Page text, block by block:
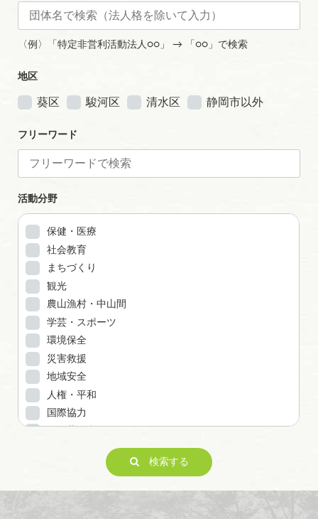
〈例〉「特定非営利活動法人○○」 → 「○○」で検索
地区
葵区 駿河区 清水区 静岡市以外
フリーワード
活動分野
保健・医療
社会教育
まちづくり
観光
農山漁村・中山間
学芸・スポーツ
環境保全
災害救援
地域安全
人権・平和
国際協力
子どもの健全育成
検索する